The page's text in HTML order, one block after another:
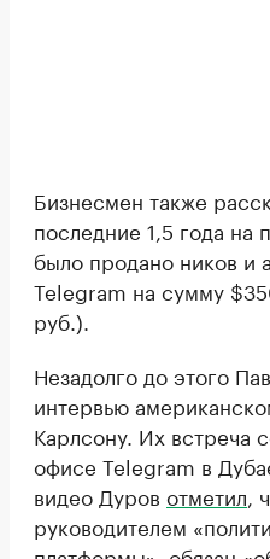
Бизнесмен также
последние 1,5 года на
было продано ников и
Telegram на сумму
руб.).
Незадолго до этого
интервью
Карлсону. Их встреча
офисе Telegram в
видео Дуров отметил ,
руководителем